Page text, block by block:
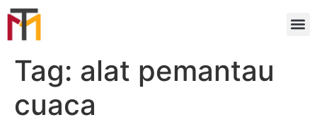
Tag: alat pemantau
cuaca